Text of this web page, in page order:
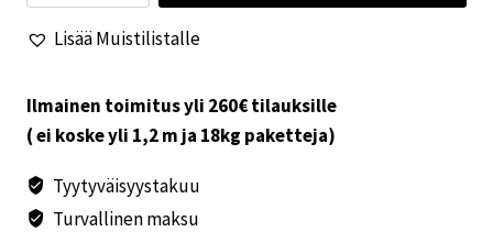
Compact
AKS
vetopään
lukko
Lisää Muistilistalle
Ilmainen toimitus yli 260€ tilauksille
( ei koske yli 1,2 m ja 18kg paketteja)
Tyytyväisyystakuu
Turvallinen maksu